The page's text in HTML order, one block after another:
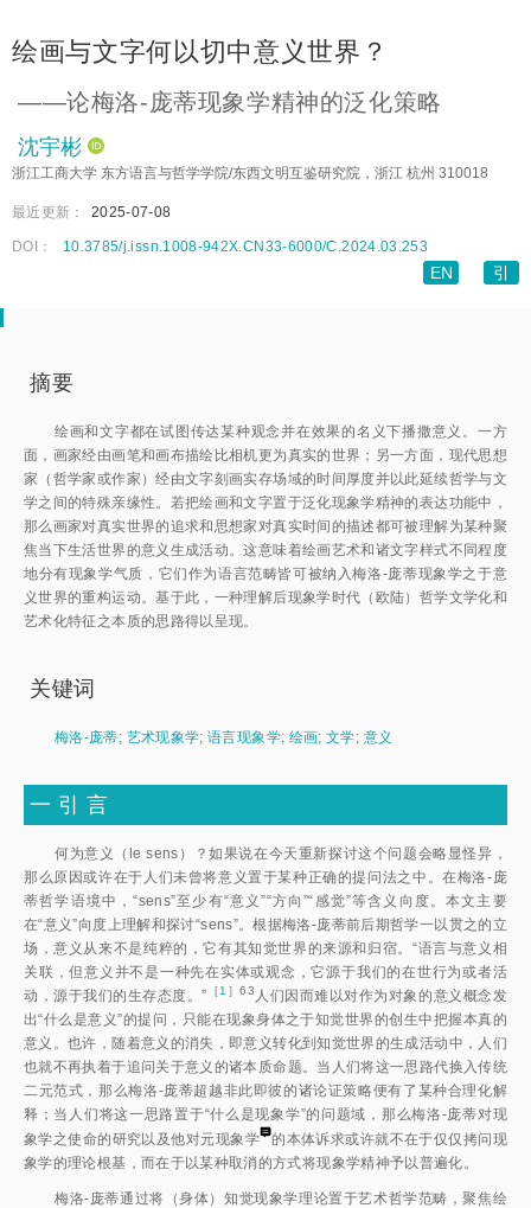
绘画与文字何以切中意义世界？
——论梅洛-庞蒂现象学精神的泛化策略
沈宇彬
浙江工商大学 东方语言与哲学学院/东西文明互鉴研究院，浙江 杭州 310018
最近更新： 2025-07-08
DOI： 10.3785/j.issn.1008-942X.CN33-6000/C.2024.03.253
EN 引
摘要
绘画和文字都在试图传达某种观念并在效果的名义下播撒意义。一方
面，画家经由画笔和画布描绘比相机更为真实的世界；另一方面，现代思想
家（哲学家或作家）经由文字刻画实存场域的时间厚度并以此延续哲学与文
学之间的特殊亲缘性。若把绘画和文字置于泛化现象学精神的表达功能中，
那么画家对真实世界的追求和思想家对真实时间的描述都可被理解为某种聚
焦当下生活世界的意义生成活动。这意味着绘画艺术和诸文字样式不同程度
地分有现象学气质，它们作为语言范畴皆可被纳入梅洛-庞蒂现象学之于意
义世界的重构运动。基于此，一种理解后现象学时代（欧陆）哲学文学化和
艺术化特征之本质的思路得以呈现。
关键词
梅洛-庞蒂; 艺术现象学;语言现象学; 绘画;文学; 意义
一 引 言
何为意义（le sens）？如果说在今天重新探讨这个问题会略显怪异，
那么原因或许在于人们未曾将意义置于某种正确的提问法之中。在梅洛-庞
蒂哲学语境中，“sens”至少有“意义”“方向”“感觉”等含义向度。本文主要
在“意义”向度上理解和探讨“sens”。根据梅洛-庞蒂前后期哲学一以贯之的立
场，意义从来不是纯粹的，它有其知觉世界的来源和归宿。“语言与意义相
关联，但意义并不是一种先在实体或观念，它源于我们的在世行为或者活
动，源于我们的生存态度。” ［1 ］63 人们因而难以对作为对象的意义概念发
出“什么是意义”的提问，只能在现象身体之于知觉世界的创生中把握本真的
意义。也许，随着意义的消失，即意义转化到知觉世界的生成活动中，人们
也就不再执着于追问关于意义的诸本质命题。当人们将这一思路代换入传统
二元范式，那么梅洛-庞蒂超越非此即彼的诸论证策略便有了某种合理化解
释；当人们将这一思路置于“什么是现象学”的问题域，那么梅洛-庞蒂对现
象学之使命的研究以及他对元现象学
的本体诉求或许就不在于仅仅拷问现
象学的理论根基，而在于以某种取消的方式将现象学精神予以普遍化。
梅洛-庞蒂通过将（身体）知觉现象学理论置于艺术哲学范畴，聚焦绘